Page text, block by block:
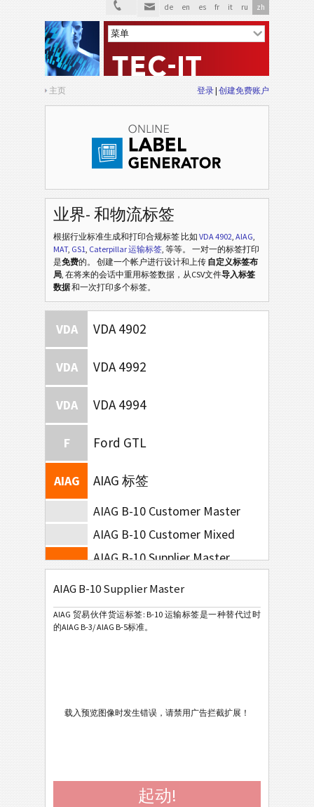
de en es fr it ru zh
主页 登录 创建免费账户
业界- 和物流标签
根据行业标准生成和打印合规标签 比如 VDA 4902, AIAG,
MAT, GS1, Caterpillar 运输标签, 等等。 一对一的标签打印
是免费的。 创建一个帐户进行设计和上传 自定义标签布
局, 在将来的会话中重用标签数据，从CSV文件导入标签
数据和一次打印多个标签。
VDA VDA 4902
VDA VDA 4992
VDA VDA 4994
F Ford GTL
AIAG AIAG 标签
AIAG B-10 Customer Master
AIAG B-10 Customer Mixed
AIAG B-10 Supplier Master
AIAG B-15 SCACTIL - 5 inch
AIAG B-15 SCACTIL - 7 inch
GM General Motors
AIAG B-10 Supplier Master
AIAG 贸易伙伴货运标签: B-10 运输标签是一种替代过时
的AIAG B-3/ AIAG B-5标准。
载入预览图像时发生错误，请禁用广告拦截扩展！
起动!